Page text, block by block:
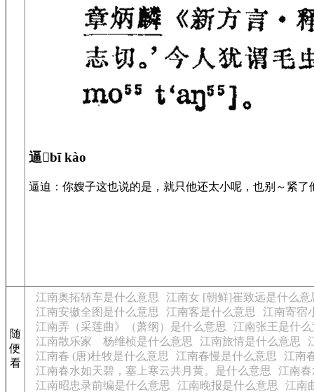
逼𣞳bī kào
逼迫：你嫂子这也说的是，就只他还太小呢，也别～紧了
随
便
看
江南奥拓轿车是什么意思
江南女 [朝鲜]崔致远是什么意
江南安徽全图是什么意思
江南客是什么意思
江南寄宿
江南弄（采莲曲》（萧纲）是什么意思
江南张王是什
江南散乐家 杨维桢是什么意思
江南旅情是什么意思
江南春 (唐)杜牧是什么意思
江南春慢是什么意思
江南
江南春水如天碧，塞上寒云共月黄。是什么意思
江南
江南昭忠录前编是什么意思
江南晚报是什么意思
江南